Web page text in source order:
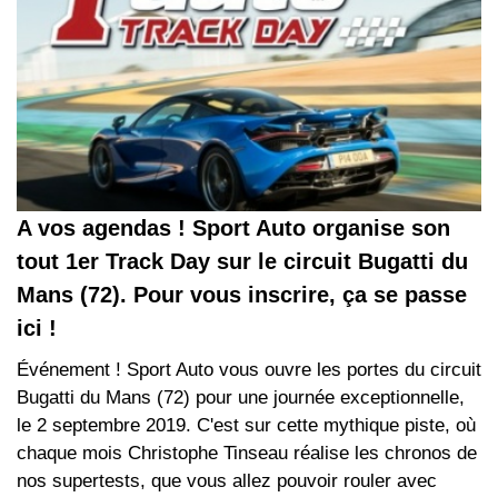
A vos agendas ! Sport Auto organise son
tout 1er Track Day sur le circuit Bugatti du
Mans (72). Pour vous inscrire, ça se passe
ici !
Événement ! Sport Auto vous ouvre les portes du circuit
Bugatti du Mans (72) pour une journée exceptionnelle,
le 2 septembre 2019. C'est sur cette mythique piste, où
chaque mois Christophe Tinseau réalise les chronos de
nos supertests, que vous allez pouvoir rouler avec